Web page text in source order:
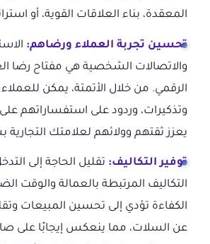
المعقدة، بناء العلاقات القوية، أو
تحسين تجربة العملاء ورضاهم:
والاتصالات الشخصية هي مفتاح رضا
الرقمي. من خلال الأتمتة، يمكن
وتذكيرات، وردود على استفساراتهم
يعزز ثقتهم وولائهم لعلامتك التجارية
توفير التكاليف: تقليل الحاجة إلى
التكاليف المرتبطة بالعمالة والوقت
الكفاءة تؤدي إلى تحسين المبيعات
عن السلات، مما ينعكس إيجابًا على